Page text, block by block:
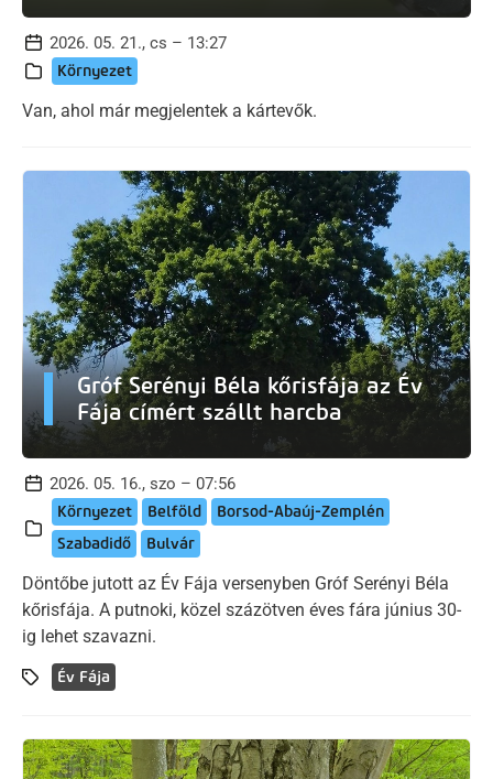
2026. 05. 21., cs – 13:27
Környezet
Van, ahol már megjelentek a kártevők.
Gróf Serényi Béla kőrisfája az Év
Fája címért szállt harcba
2026. 05. 16., szo – 07:56
Környezet Belföld
Borsod-Abaúj-Zemplén
Szabadidő
Bulvár
Döntőbe jutott az Év Fája versenyben Gróf Serényi Béla
kőrisfája. A putnoki, közel százötven éves fára június 30-
ig lehet szavazni.
Év Fája